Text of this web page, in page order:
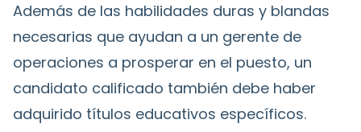
Además de las habilidades duras y blandas
necesarias que ayudan a un gerente de
operaciones a prosperar en el puesto, un
candidato calificado también debe haber
adquirido títulos educativos específicos.